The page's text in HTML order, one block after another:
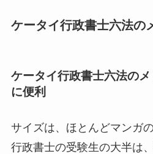
ケータイ行政書士六法の
ケータイ行政書士六法の
に便利
サイズは、ほとんどマンガ
行政書士の受験生の大半は